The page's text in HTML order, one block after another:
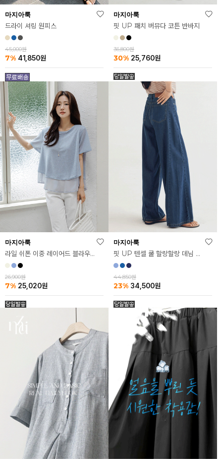
마지아룩
드라이 셔링 원피스
45,000원
7% 41,850원
마지아룩
핏 UP 패치 버뮤다 코튼 반바지
36,800원
30% 25,760원
마지아룩
라일 쉬폰 이중 레이어드 블라우스
26,900원
7% 25,020원
마지아룩
핏 UP 텐셀 쿨 할랑할랑 데님 팬츠
44,850원
23% 34,500원